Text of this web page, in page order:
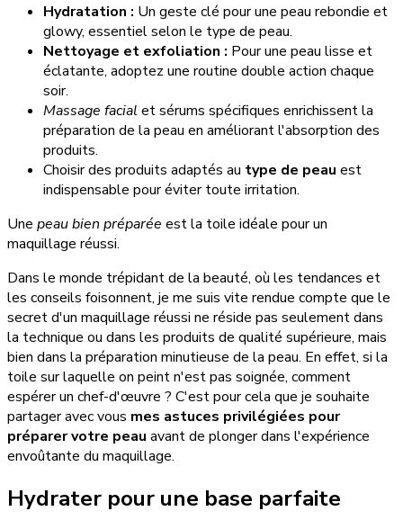
Hydratation : Un geste clé pour une peau rebondie et
glowy, essentiel selon le type de peau.
Nettoyage et exfoliation : Pour une peau lisse et
éclatante, adoptez une routine double action chaque
soir.
Massage facial et sérums spécifiques enrichissent la
préparation de la peau en améliorant l'absorption des
produits.
Choisir des produits adaptés au type de peau est
indispensable pour éviter toute irritation.
Une peau bien préparée est la toile idéale pour un
maquillage réussi.
Dans le monde trépidant de la beauté, où les tendances et
les conseils foisonnent, je me suis vite rendue compte que le
secret d'un maquillage réussi ne réside pas seulement dans
la technique ou dans les produits de qualité supérieure, mais
bien dans la préparation minutieuse de la peau. En effet, si la
toile sur laquelle on peint n'est pas soignée, comment
espérer un chef-d'œuvre ? C'est pour cela que je souhaite
partager avec vous mes astuces privilégiées pour
préparer votre peau avant de plonger dans l'expérience
envoûtante du maquillage.
Hydrater pour une base parfaite